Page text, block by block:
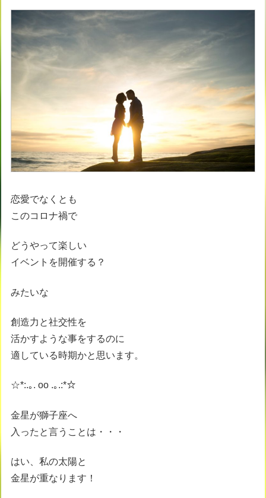
恋愛でなくとも
このコロナ禍で
どうやって楽しい
イベントを開催する？
みたいな
創造力と社交性を
活かすような事をするのに
適している時期かと思います。
☆*:.｡. oo .｡.:*☆
金星が獅子座へ
入ったと言うことは・・・
はい、私の太陽と
金星が重なります！